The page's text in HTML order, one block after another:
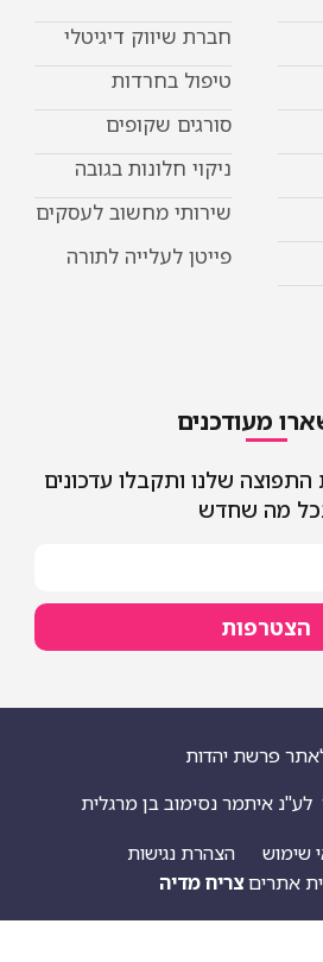
שיווק דיגיטלי
בחרדות
שקופים
חלונות בגובה
מחשוב לעסקים
לעלייה לתורה
ותקבלו עדכונים
בן מרגלית
נגישות
מדיה